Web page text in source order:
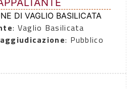
DI VAGLIO BASILICATA
: Vaglio Basilicata
: Pubblico